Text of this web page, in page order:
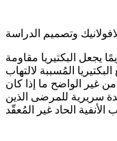
وتصميم الدراسة
يجعل البكتيريا مقاومة
المُسببة لالتهاب
من غير الواضح ما إذا كان
سريرية للمرضى الذين